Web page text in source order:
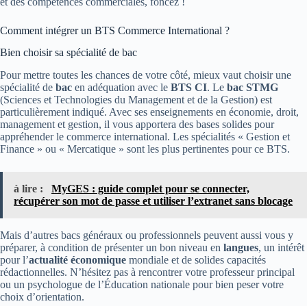
Comment intégrer un BTS Commerce International ?
Bien choisir sa spécialité de bac
Pour mettre toutes les chances de votre côté, mieux vaut choisir une
spécialité de bac en adéquation avec le BTS CI. Le bac STMG
(Sciences et Technologies du Management et de la Gestion) est
particulièrement indiqué. Avec ses enseignements en économie, droit,
management et gestion, il vous apportera des bases solides pour
appréhender le commerce international. Les spécialités « Gestion et
Finance » ou « Mercatique » sont les plus pertinentes pour ce BTS.
à lire :
MyGES : guide complet pour se connecter,
récupérer son mot de passe et utiliser l’extranet sans blocage
Mais d’autres bacs généraux ou professionnels peuvent aussi vous y
préparer, à condition de présenter un bon niveau en langues, un intérêt
pour l’actualité économique mondiale et de solides capacités
rédactionnelles. N’hésitez pas à rencontrer votre professeur principal
ou un psychologue de l’Éducation nationale pour bien peser votre
choix d’orientation.